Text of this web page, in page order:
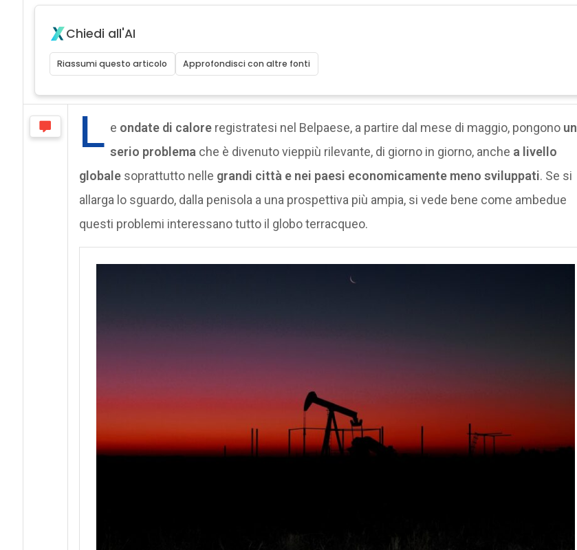
Chiedi all'AI
Riassumi questo articolo Approfondisci con altre fonti
L e ondate di caloreregistratesi nel Belpaese, a partire dal mese di maggio, pongonoun
serio problema che è divenuto vieppiù rilevante, di giorno in giorno, anche a livello
globalesoprattutto nelle grandi città e nei paesi economicamente meno sviluppati. Se si
allarga lo sguardo, dalla penisola a una prospettiva più ampia, si vede bene come ambedue
questi problemi interessano tutto il globo terracqueo.